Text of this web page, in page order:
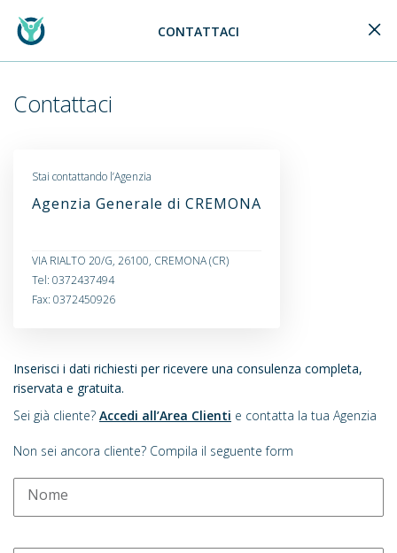
Generali Logo CONTATTACI
Contattaci
Inserisci i dati richiesti per ricevere una consulenza completa,
riservata e gratuita.
Sei già cliente? Accedi all’Area Clienti e contatta la tua Agenzia
Non sei ancora cliente? Compila il seguente form
Nome
Stai contattando l’Agenzia
Agenzia Generale di CREMONA
VIA RIALTO 20/G, 26100, CREMONA (CR)
Tel: 0372437494
Fax: 0372450926